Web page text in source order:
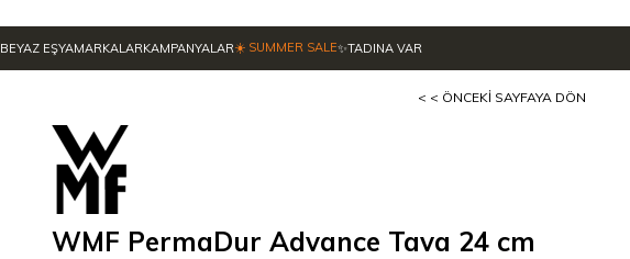
BEYAZ EŞYAMARKALARKAMPANYALAR☀️ SUMMER SALE✨TADINA VAR
< < ÖNCEKI SAYFAYA DÖN
WMF PermaDur Advance Tava 24 cm